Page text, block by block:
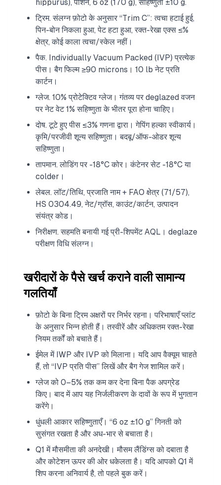
hippurus), पोर्शन, 6 oz (170 g), सहिष्णुता ±10 g.
ट्रिम. संलग्न फ़ोटो के अनुसार “Trim C”: त्वचा हटाई हुई,
पिन-बोन निकला हुआ, पेट हटा हुआ, रक्त-रेखा एक्स ≤%
क्षेत्र, कोई काला त्वचा/स्केल नहीं।
पैक. Individually Vacuum Packed (IVP) प्रत्येक
पीस। बैग फिल्म ≥90 microns। 10 lb नेट प्रति
कार्टन।
ग्लेज. 10% प्रोटेक्टिव ग्लेज। गंतव्य पर deglazed वजन
पर नेट वेट 1% सहिष्णुता के भीतर पूरा होना चाहिए।
दोष. टूटे हुए पीस ≤3% गणना द्वारा। गेपिंग हल्का स्वीकार्य।
कृमि/परजीवी शून्य सहिष्णुता। बदबू/ऑफ-ओडर शून्य
सहिष्णुता।
तापमान. लोडिंग पर -18°C कोर। कंटेनर सेट -18°C या
colder।
लेबल. लॉट/तिथि, प्रजाति नाम + FAO क्षेत्र (71/57),
HS 0304.49, नेट/ग्रॉस, काउंट/कार्टन, उत्पादन
संयंत्र कोड।
निरीक्षण. सहमति बनायी गई प्री-शिपमेंट AQL। deglaze
परीक्षण विधि संलग्न।
खरीदारों के पैसे खर्च कराने वाली सामान्य
गलतियाँ
फ़ोटो के बिना ट्रिम अक्षरों पर निर्भर रहना। परिभाषाएँ प्लांट
के अनुसार भिन्न होती हैं। तस्वीरें और अधिकतम रक्त-रेखा
नियम तर्कों को बचाते हैं।
ईमेल में IWP और IVP को मिलाना। यदि आप वैक्यूम चाहते
हैं, तो “IVP प्रति पीस” लिखें और बैग गेज शामिल करें।
ग्लेज को 0–5% तक कम कर देना बिना पैक अपग्रेड
किए। बाद में आप यह निर्जलीकरण के दावों के रूप में भुगतान
करेंगे।
धुंधली आकार सहिष्णुताएँ। “6 oz ±10 g” गिनती को
सुसंगत रखता है और अध-भार से बचाता है।
Q1 में मौसमीता की अनदेखी। मौसम लैंडिंग्स को दबाता है
और कोटेशन ऊपर की ओर धकेलता है। यदि आपको Q1 में
शिप करना अनिवार्य है, तो पहले बुक करें।